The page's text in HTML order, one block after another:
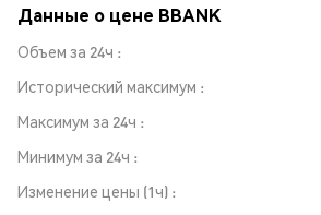
Данные о цене BBANK
Объем за 24ч
Исторический максимум
Максимум за 24ч
Минимум за 24ч
Изменение цены (1ч)